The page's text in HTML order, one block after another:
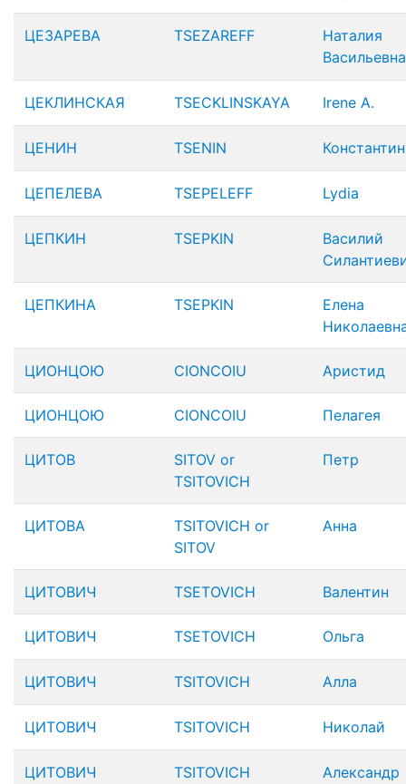
ЦЕЗАРЕВА TSEZAREFF
Наталия
Васильевна
ЦЕКЛИНСКАЯ TSECKLINSKAYA Irene A.
ЦЕНИН TSENIN Константин
ЦЕПЕЛЕВА TSEPELEFF Lydia
ЦЕПКИН TSEPKIN
Василий
ЦЕПКИНА TSEPKIN
Елена
ЦИОНЦОЮ CIONCOIU Аристид
ЦИОНЦОЮ CIONCOIU Пелагея
ЦИТОВ
SITOV or
TSITOVICH
Петр
ЦИТОВА
TSITOVICH or
SITOV
Анна
ЦИТОВИЧ TSETOVICH Валентин
ЦИТОВИЧ TSETOVICH Ольга
ЦИТОВИЧ TSITOVICH Алла
ЦИТОВИЧ TSITOVICH Николай
ЦИТОВИЧ TSITOVICH
Александр